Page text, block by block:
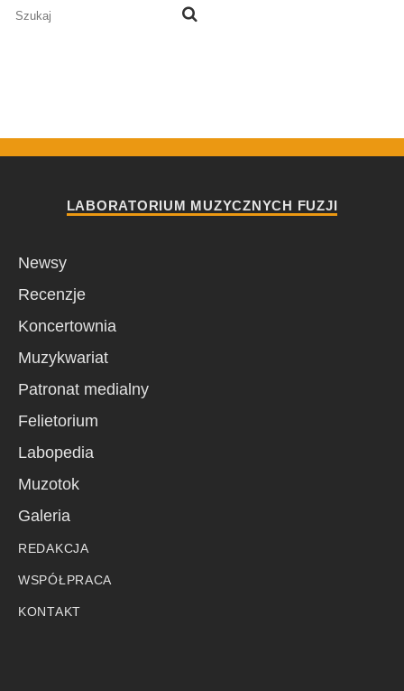
LABORATORIUM MUZYCZNYCH FUZJI
Newsy
Recenzje
Koncertownia
Muzykwariat
Patronat medialny
Felietorium
Labopedia
Muzotok
Galeria
REDAKCJA
WSPÓŁPRACA
KONTAKT